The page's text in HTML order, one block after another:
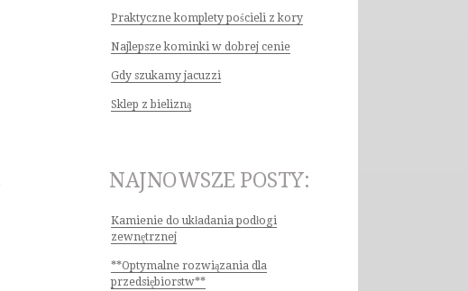
Praktyczne komplety pościeli z kory
Najlepsze kominki w dobrej cenie
Gdy szukamy jacuzzi
Sklep z bielizną
NAJNOWSZE POSTY:
Kamienie do układania podłogi
zewnętrznej
**Optymalne rozwiązania dla
przedsiębiorstw**